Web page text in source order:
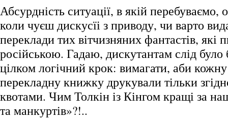
Абсурдність ситуації, в якій перебуваємо,
коли чуєш дискусїі з приводу, чи варто
переклади тих вітчизняних фантастів, які
російською. Гадаю, дискутантам слід було
цілком логічний крок: вимагати, аби
перекладну книжку друкували тільки
квотами. Чим Толкін із Кінгом кращі за
та манкуртів»?!..